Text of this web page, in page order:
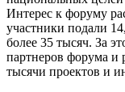
Интерес к форуму
участники подали
более 35 тысяч. За
партнеров форума и
тысячи проектов и